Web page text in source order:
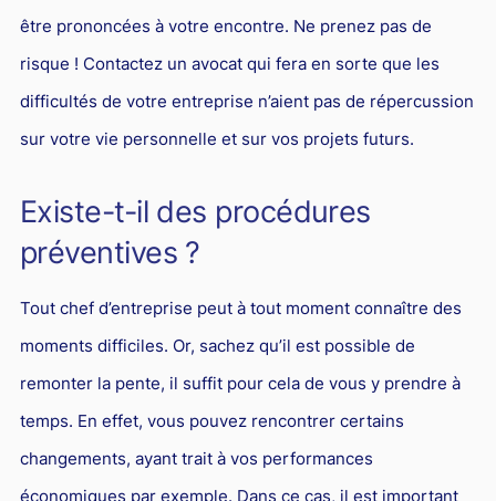
être prononcées à votre encontre. Ne prenez pas de
risque ! Contactez un avocat qui fera en sorte que les
difficultés de votre entreprise n’aient pas de répercussion
sur votre vie personnelle et sur vos projets futurs.
Existe-t-il des procédures
préventives ?
Tout chef d’entreprise peut à tout moment connaître des
moments difficiles. Or, sachez qu’il est possible de
remonter la pente, il suffit pour cela de vous y prendre à
temps. En effet, vous pouvez rencontrer certains
changements, ayant trait à vos performances
économiques par exemple. Dans ce cas, il est important